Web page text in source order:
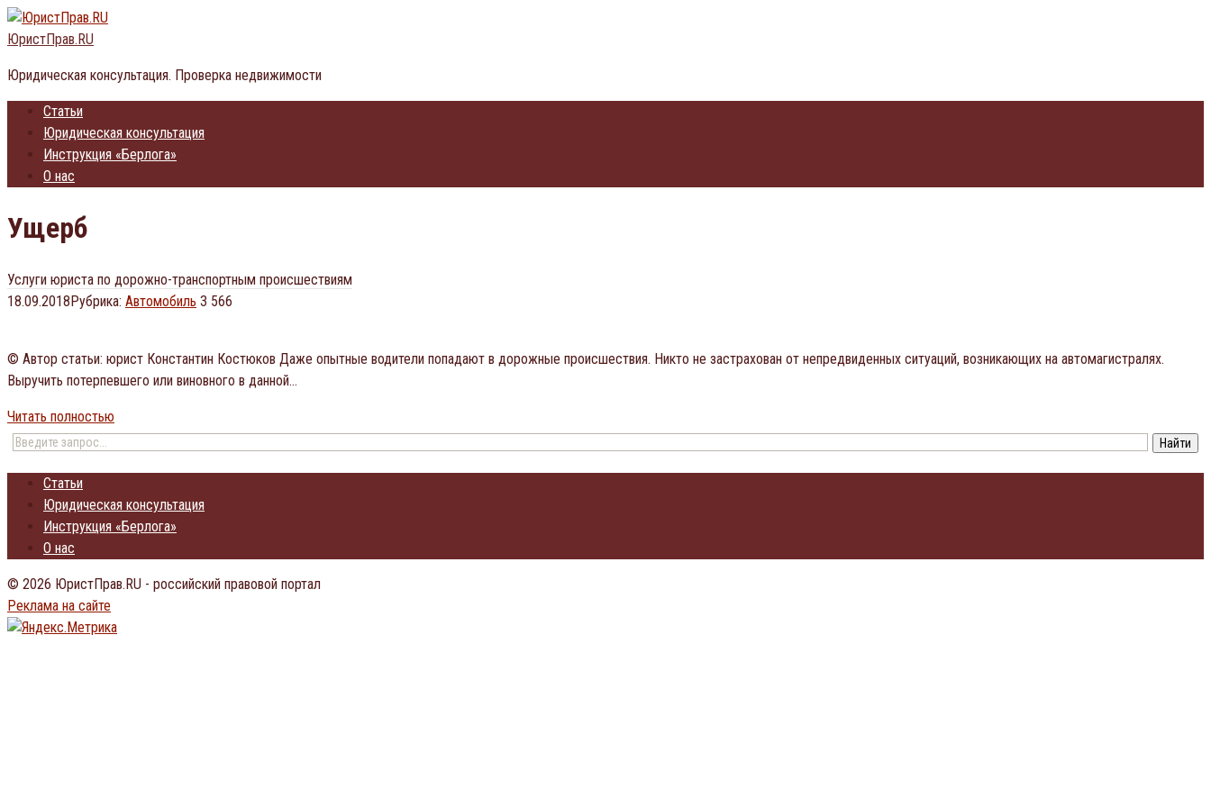
Перейти
к
ЮристПрав.RU
Юридическая консультация. Проверка недвижимости
Статьи
Юридическая консультация
Инструкция «Берлога»
О нас
Ущерб
Услуги юриста по дорожно-транспортным происшествиям
18.09.2018Рубрика: Автомобиль 3 566
© Автор статьи: юрист Константин Костюков Даже опытные водители попадают в дорожные происшествия. Никто не застрахован от непредвиденных ситуаций, возникающих на автомагистралях.
Выручить потерпевшего или виновного в данной…
Читать полностью
Статьи
Юридическая консультация
Инструкция «Берлога»
О нас
© 2026 ЮристПрав.RU - российский правовой портал
Реклама на сайте